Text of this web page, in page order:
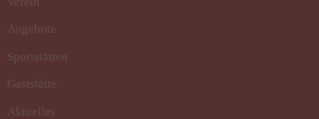
Angebote
Sportstätten
Gaststätte
Aktuelles